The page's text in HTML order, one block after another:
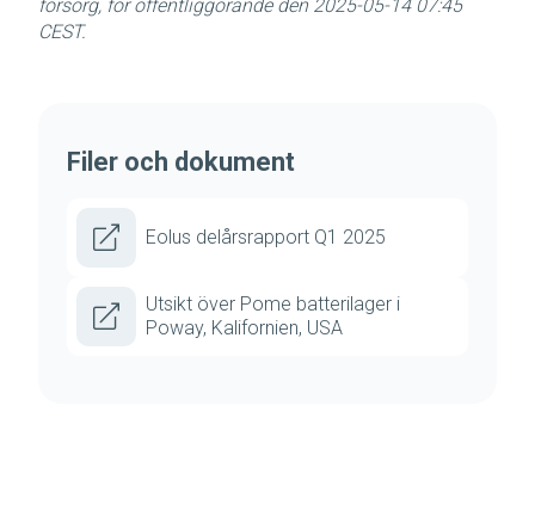
försorg, för offentliggörande den 2025-05-14 07:45
CEST.
Filer och dokument
Eolus delårsrapport Q1 2025
Utsikt över Pome batterilager i
Poway, Kalifornien, USA